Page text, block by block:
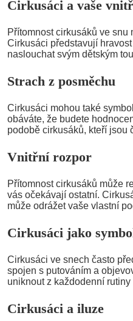
Cirkusáci a vaše
Přítomnost cirkusáků ve snu
Cirkusáci představují
naslouchat svým dětským
Strach z posměchu
Cirkusáci mohou také
obáváte, že budete
podobě cirkusáků, kteří jsou
Vnitřní rozpor
Přítomnost cirkusáků může
vás očekávají ostatní.
může odrážet vaše vlastní
Cirkusáci jako
Cirkusáci ve snech často
spojen s putováním a
uniknout z každodenní
Cirkusáci a iluze